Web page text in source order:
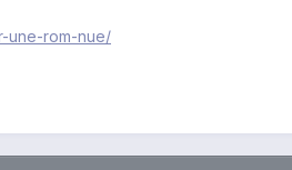
une-rom-nue/